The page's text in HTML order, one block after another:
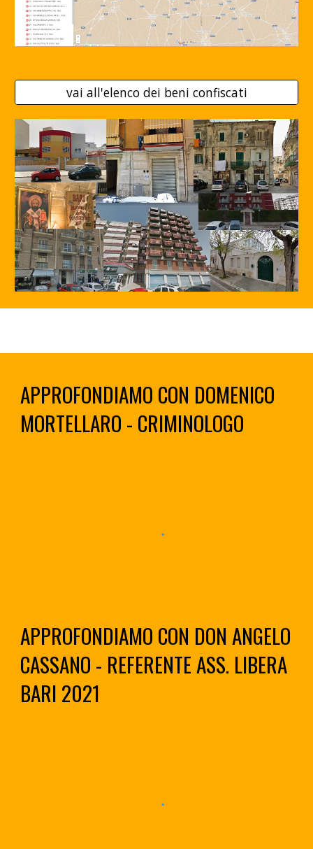
vai all'elenco dei beni confiscati
APPROFONDIAMO CON DOMENICO
MORTELLARO - CRIMINOLOGO
APPROFONDIAMO CON DON ANGELO
CASSANO - REFERENTE ASS. LIBERA
BARI 2021